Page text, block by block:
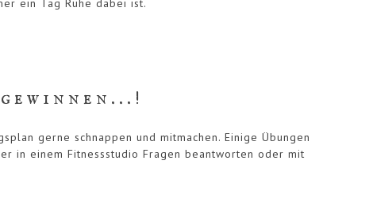
ein Tag Ruhe dabei ist.
gerne schnappen und mitmachen. Einige Übungen
in einem Fitnessstudio Fragen beantworten oder mit